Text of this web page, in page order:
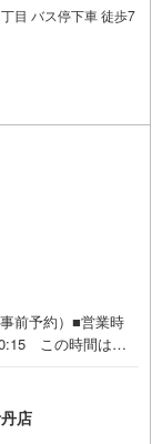
目 バス停下車 徒歩7
前予約）■営業時
この時間はお
、耐震等級3と安心
＝＝＝センチュリ
＝＝＝■センチュ
店